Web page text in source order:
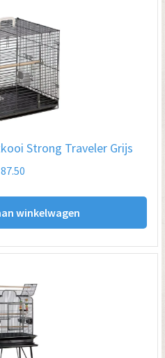
Strong Traveler Grijs
87.50
winkelwagen